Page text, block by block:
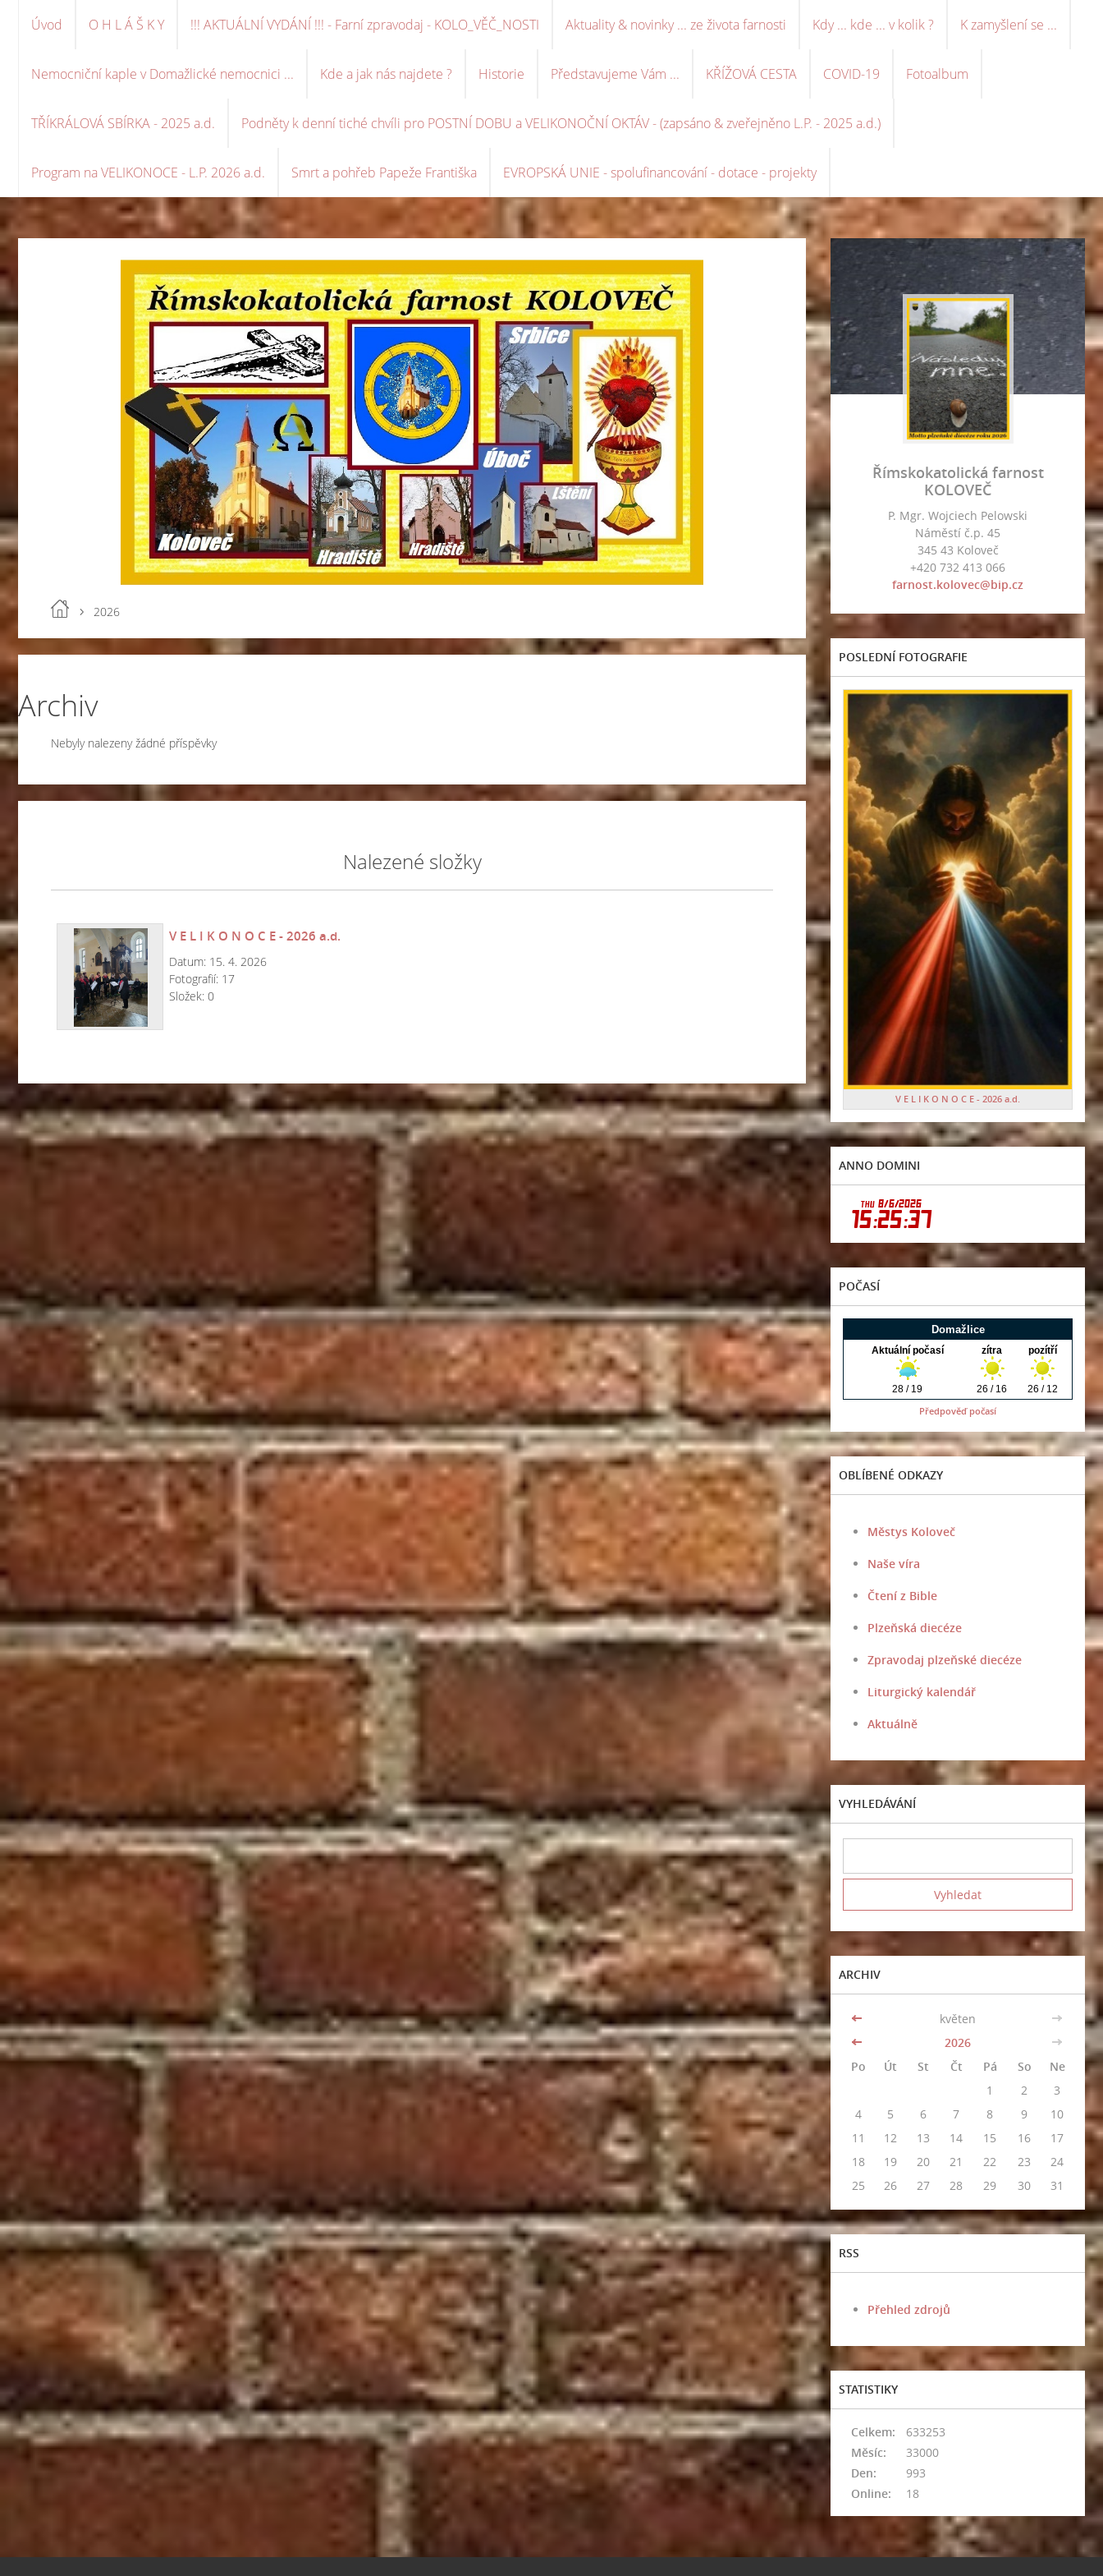
Úvod O H L Á Š K Y !!! AKTUÁLNÍ VYDÁNÍ !!! - Farní zpravodaj - KOLO_VĚČ_NOSTI Aktuality & novinky ... ze života farnosti Kdy ... kde ... v kolik ? K zamyšlení se ...
Nemocniční kaple v Domažlické nemocnici ... Kde a jak nás najdete ? Historie Představujeme Vám ... KŘÍŽOVÁ CESTA COVID-19 Fotoalbum
TŘÍKRÁLOVÁ SBÍRKA - 2025 a.d. Podněty k denní tiché chvíli pro POSTNÍ DOBU a VELIKONOČNÍ OKTÁV - (zapsáno & zveřejněno L.P. - 2025 a.d.)
Program na VELIKONOCE - L.P. 2026 a.d. Smrt a pohřeb Papeže Františka EVROPSKÁ UNIE - spolufinancování - dotace - projekty
2026
Archiv
Nebyly nalezeny žádné příspěvky
Nalezené složky
V E L I K O N O C E - 2026 a.d.
Datum: 15. 4. 2026
Fotografií: 17
Složek: 0
Římskokatolická farnost
KOLOVEČ
P. Mgr. Wojciech Pelowski
Náměstí č.p. 45
345 43 Koloveč
+420 732 413 066
farnost.kolovec@bip.cz
POSLEDNÍ FOTOGRAFIE
V E L I K O N O C E - 2026 a.d.
ANNO DOMINI
POČASÍ
Předpověď počasí
OBLÍBENÉ ODKAZY
Městys Koloveč
Naše víra
Čtení z Bible
Plzeňská diecéze
Zpravodaj plzeňské diecéze
Liturgický kalendář
Aktuálně
VYHLEDÁVÁNÍ
ARCHIV
<< květen
>>
<<
2026
>>
Po
Út St Čt Pá So
Ne
1
2
3
4
5 6 7 8 9
10
11
12 13 14 15 16
17
18
19 20 21 22 23
24
25
26 27 28 29 30 31
RSS
Přehled zdrojů
STATISTIKY
Online: 18
Celkem:
633253
Měsíc:
33000
Den:
993